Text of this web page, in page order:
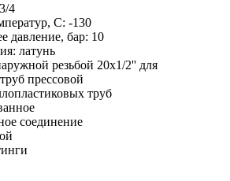
4
С: -130
давление, бар: 10
латунь
резьбой 20x1/2'' для
прессовой
труб
соединение